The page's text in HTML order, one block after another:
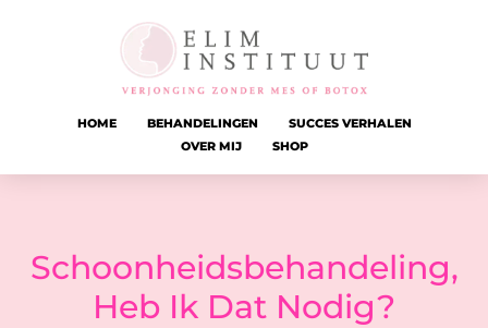
HOME BEHANDELINGEN
SUCCES VERHALEN
OVER MIJ
SHOP
Schoonheidsbehandeling,
Heb Ik Dat Nodig?